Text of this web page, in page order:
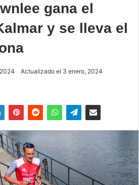
gana el
y se lleva el
Actualizado el 3 enero, 2024